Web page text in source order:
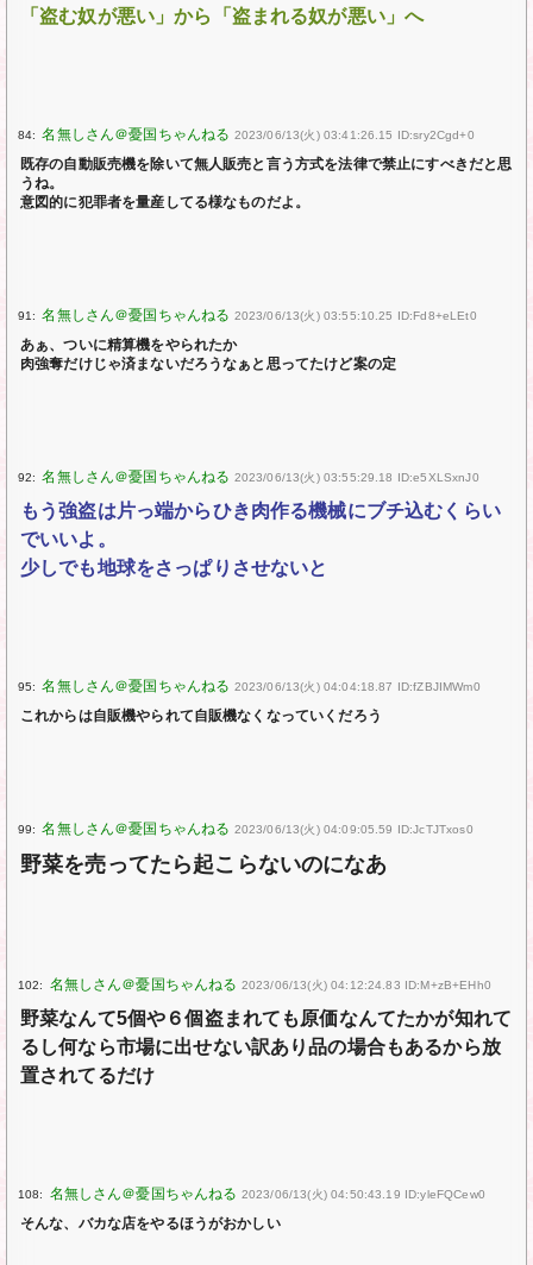
「盗む奴が悪い」から「盗まれる奴が悪い」へ
84: 2023/06/13(火) 03:41:26.15 ID:sry2Cgd+0
既存の自動販売機を除いて無人販売と言う方式を法律で禁止にすべきだと思
うね。
意図的に犯罪者を量産してる様なものだよ。
91: 2023/06/13(火) 03:55:10.25 ID:Fd8+eLEt0
あぁ、ついに精算機をやられたか
肉強奪だけじゃ済まないだろうなぁと思ってたけど案の定
92: 2023/06/13(火) 03:55:29.18 ID:e5XLSxnJ0
もう強盗は片っ端からひき肉作る機械にブチ込むくらい
でいいよ。
少しでも地球をさっぱりさせないと
95: 2023/06/13(火) 04:04:18.87 ID:fZBJIMWm0
これからは自販機やられて自販機なくなっていくだろう
99: 2023/06/13(火) 04:09:05.59 ID:JcTJTxos0
野菜を売ってたら起こらないのになあ
102: 2023/06/13(火) 04:12:24.83 ID:M+zB+EHh0
野菜なんて5個や６個盗まれても原価なんてたかが知れて
るし何なら市場に出せない訳あり品の場合もあるから放
置されてるだけ
108: 2023/06/13(火) 04:50:43.19 ID:yleFQCew0
そんな、バカな店をやるほうがおかしい